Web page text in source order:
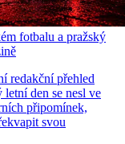
fotbalu a pražský
redakční přehled
den se nesl ve
připomínek,
svou